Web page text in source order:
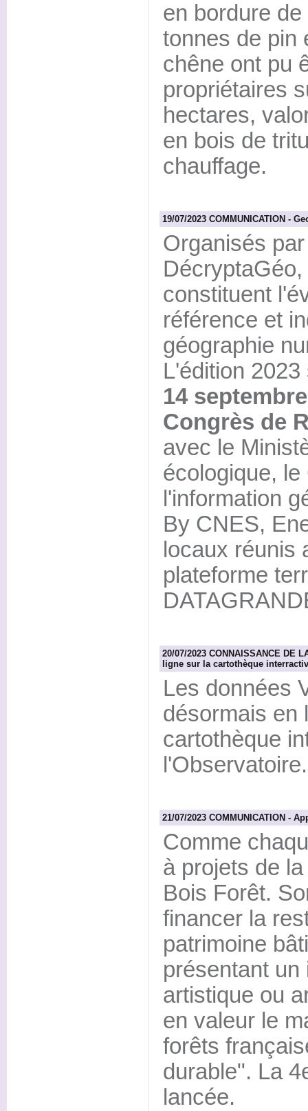
en bordure
tonnes de pin
chêne ont pu
propriétaires
hectares,
en bois de
chauffage.
19/07/2023 COMMUNICATION -
Organisés
constituent
référence et
géographie
L'édition
14
Congrès de
avec le
écologique,
l'information
By CNES,
locaux réunis
plateforme
20/07/2023 CONNAISSANCE DE
ligne sur la cartothèque
Les données
désormais en
cartothèque
l'Observatoire.
21/07/2023 COMMUNICATION -
Comme
à projets de
Bois Forêt.
financer la
patrimoine
présentant un
artistique ou
en valeur le
forêts
durable". La
lancée.